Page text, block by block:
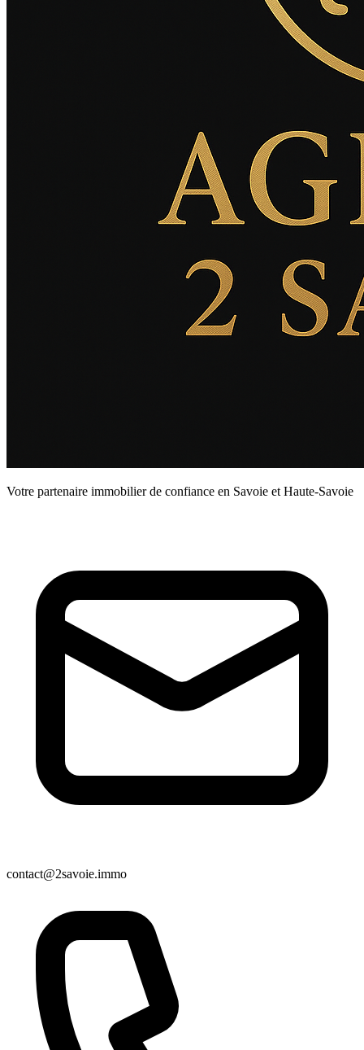
Votre partenaire immobilier de confiance en Savoie et Haute-Savoie
contact@2savoie.immo